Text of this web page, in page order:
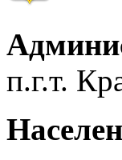
п.г.т.